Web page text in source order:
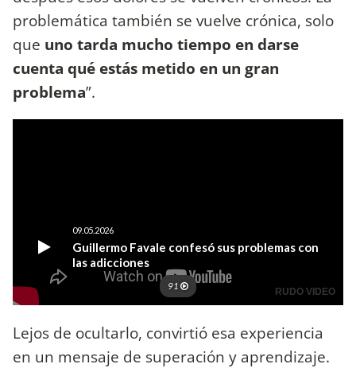
problemática también se vuelve crónica, solo
que uno tarda mucho tiempo en darse
cuenta qué estás metido en un gran
problema”.
Lejos de ocultarlo, convirtió esa experiencia
en un mensaje de superación y aprendizaje.